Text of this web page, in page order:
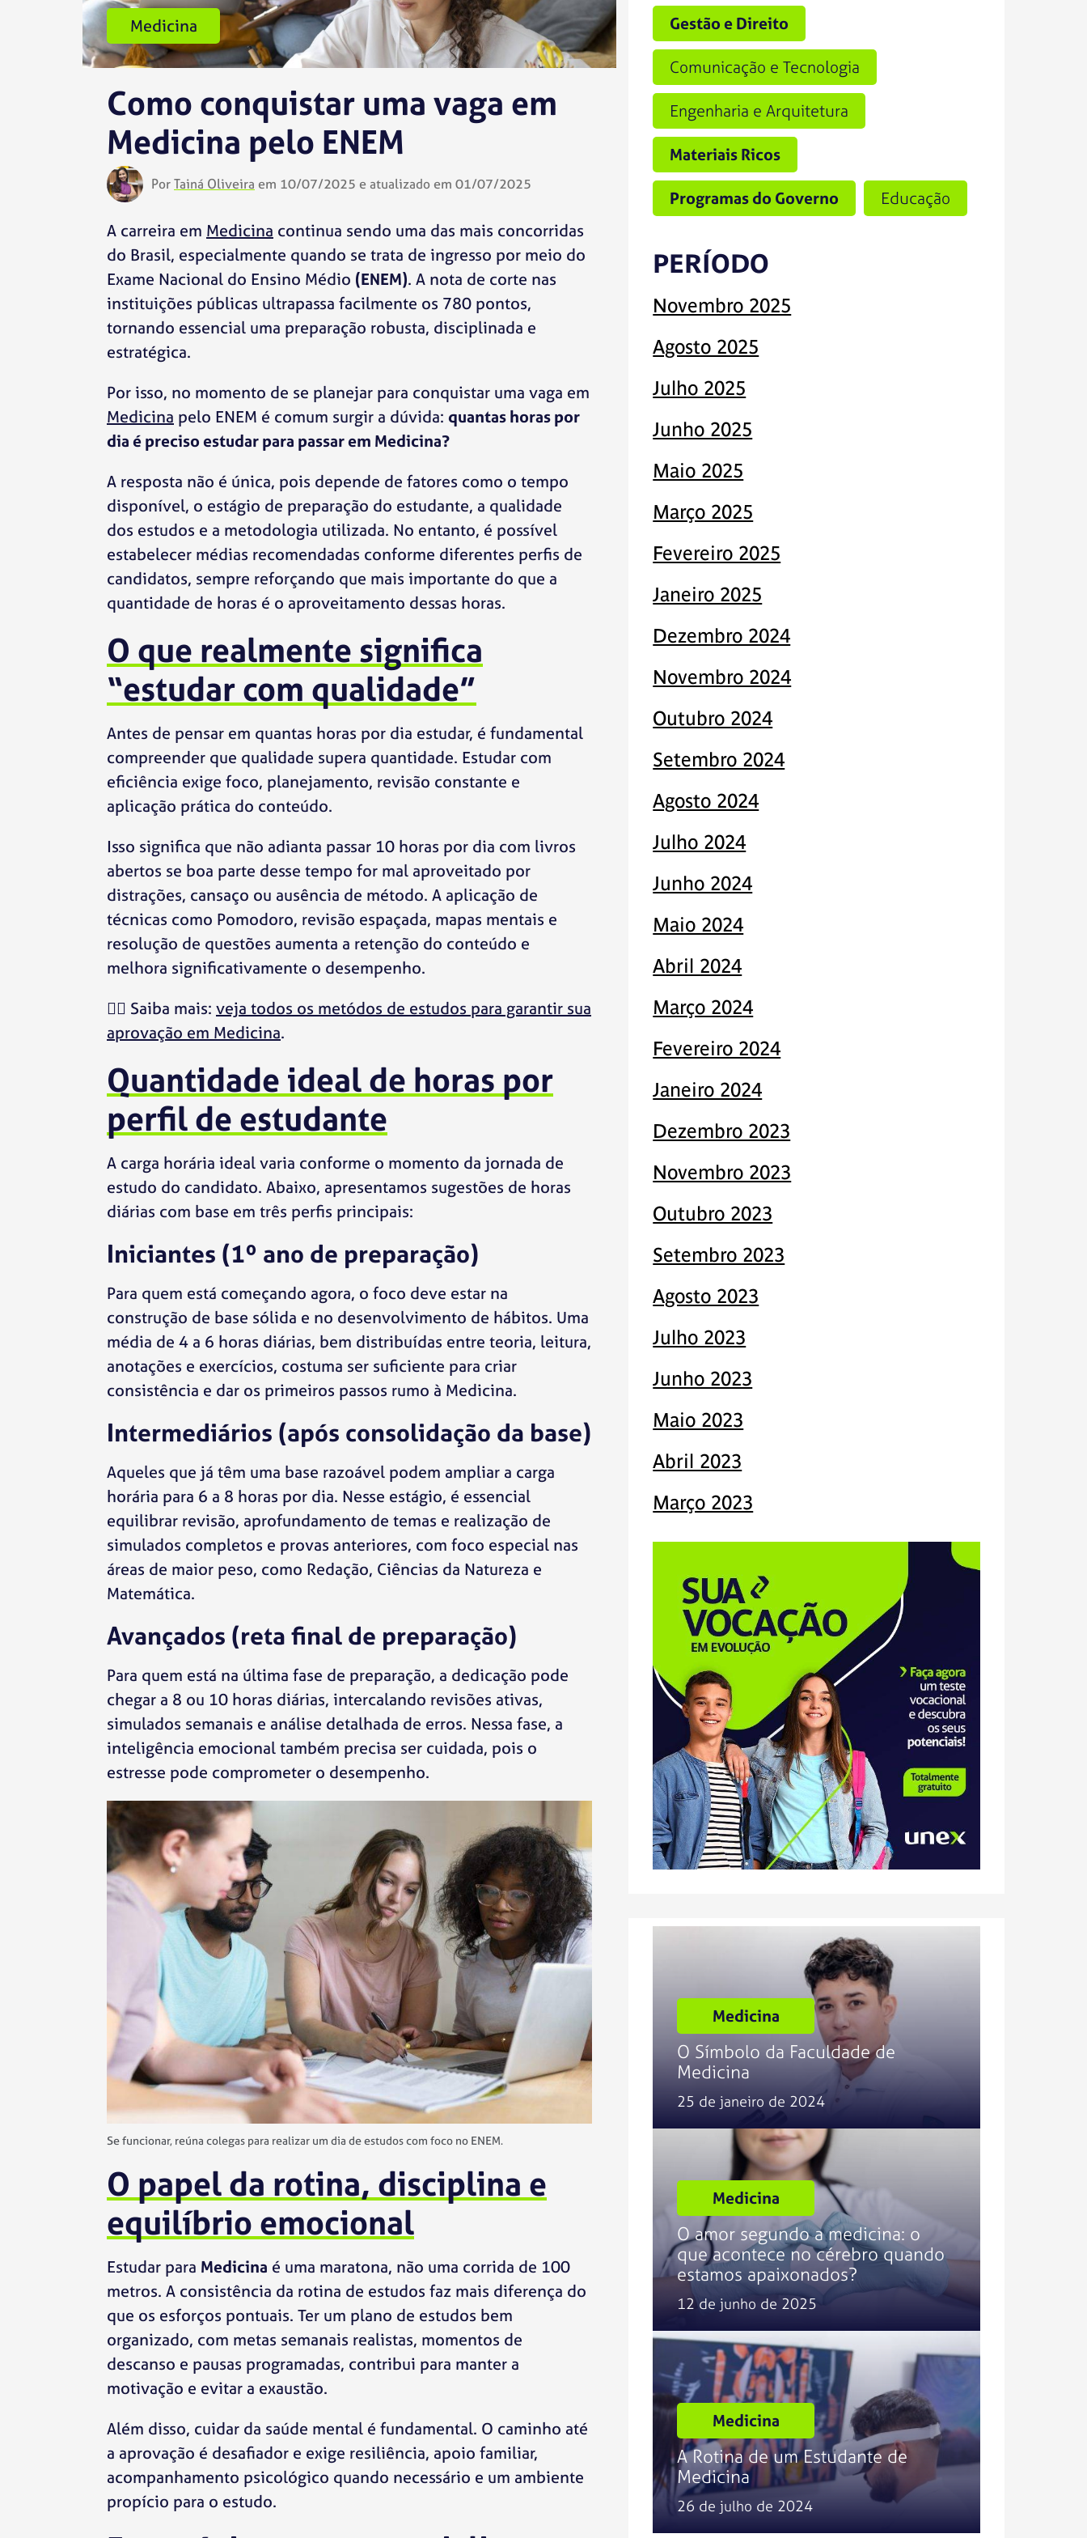
Medicina
Como conquistar uma vaga em
Medicina pelo ENEM
PorTainá Oliveira em 10/07/2025 e atualizado em 01/07/2025
A carreira em Medicina continua sendo uma das mais concorridas
do Brasil, especialmente quando se trata de ingresso por meio do
Exame Nacional do Ensino Médio (ENEM). A nota de corte nas
instituições públicas ultrapassa facilmente os 780 pontos,
tornando essencial uma preparação robusta, disciplinada e
estratégica.
Por isso, no momento de se planejar para conquistar uma vaga em
Medicina pelo ENEM é comum surgir a dúvida: quantas horas por
dia é preciso estudar para passar em Medicina?
A resposta não é única, pois depende de fatores como o tempo
disponível, o estágio de preparação do estudante, a qualidade
dos estudos e a metodologia utilizada. No entanto, é possível
estabelecer médias recomendadas conforme diferentes perfis de
candidatos, sempre reforçando que mais importante do que a
quantidade de horas é o aproveitamento dessas horas.
O que realmente significa
“estudar com qualidade”
Antes de pensar em quantas horas por dia estudar, é fundamental
compreender que qualidade supera quantidade. Estudar com
eficiência exige foco, planejamento, revisão constante e
aplicação prática do conteúdo.
Isso significa que não adianta passar 10 horas por dia com livros
abertos se boa parte desse tempo for mal aproveitado por
distrações, cansaço ou ausência de método. A aplicação de
técnicas como Pomodoro, revisão espaçada, mapas mentais e
resolução de questões aumenta a retenção do conteúdo e
melhora significativamente o desempenho.
👉🏼 Saiba mais: veja todos os metódos de estudos para garantir sua
aprovação em Medicina.
Quantidade ideal de horas por
perfil de estudante
A carga horária ideal varia conforme o momento da jornada de
estudo do candidato. Abaixo, apresentamos sugestões de horas
diárias com base em três perfis principais:
Iniciantes (1º ano de preparação)
Para quem está começando agora, o foco deve estar na
construção de base sólida e no desenvolvimento de hábitos. Uma
média de 4 a 6 horas diárias, bem distribuídas entre teoria, leitura,
anotações e exercícios, costuma ser suficiente para criar
consistência e dar os primeiros passos rumo à Medicina.
Intermediários (após consolidação da base)
Aqueles que já têm uma base razoável podem ampliar a carga
horária para 6 a 8 horas por dia. Nesse estágio, é essencial
equilibrar revisão, aprofundamento de temas e realização de
simulados completos e provas anteriores, com foco especial nas
áreas de maior peso, como Redação, Ciências da Natureza e
Matemática.
Avançados (reta final de preparação)
Para quem está na última fase de preparação, a dedicação pode
chegar a 8 ou 10 horas diárias, intercalando revisões ativas,
simulados semanais e análise detalhada de erros. Nessa fase, a
inteligência emocional também precisa ser cuidada, pois o
estresse pode comprometer o desempenho.
Se funcionar, reúna colegas para realizar um dia de estudos com foco no ENEM.
O papel da rotina, disciplina e
equilíbrio emocional
Estudar para Medicina é uma maratona, não uma corrida de 100
metros. A consistência da rotina de estudos faz mais diferença do
que os esforços pontuais. Ter um plano de estudos bem
organizado, com metas semanais realistas, momentos de
descanso e pausas programadas, contribui para manter a
motivação e evitar a exaustão.
Além disso, cuidar da saúde mental é fundamental. O caminho até
a aprovação é desafiador e exige resiliência, apoio familiar,
acompanhamento psicológico quando necessário e um ambiente
propício para o estudo.
Gestão e Direito
Comunicação e Tecnologia
Engenharia e Arquitetura
Materiais Ricos
Programas do Governo
Educação
PERÍODO
Novembro 2025
Agosto 2025
Julho 2025
Junho 2025
Maio 2025
Março 2025
Fevereiro 2025
Janeiro 2025
Dezembro 2024
Novembro 2024
Outubro 2024
Setembro 2024
Agosto 2024
Julho 2024
Junho 2024
Maio 2024
Abril 2024
Março 2024
Fevereiro 2024
Janeiro 2024
Dezembro 2023
Novembro 2023
Outubro 2023
Setembro 2023
Agosto 2023
Julho 2023
Junho 2023
Maio 2023
Abril 2023
Março 2023
Medicina
O Símbolo da Faculdade de
Medicina
25 de janeiro de 2024
Medicina
O amor segundo a medicina: o
que acontece no cérebro quando
estamos apaixonados?
12 de junho de 2025
Medicina
A Rotina de um Estudante de
Medicina
26 de julho de 2024